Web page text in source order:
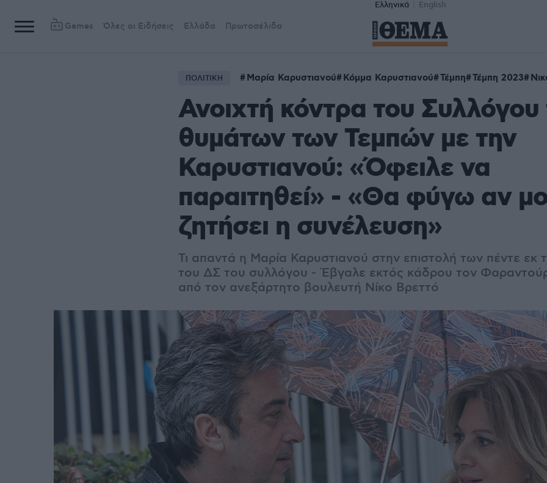
Ελληνικά English
Games Όλες οι Ειδήσεις Ελλάδα Πρωτοσέλιδα
ΠΟΛΙΤΙΚΗ Μαρία Καρυστιανού Κόμμα Καρυστιανού Τέμπη Τέμπη 2023
Ανοιχτή κόντρα του
θυμάτων των Τεμπών με την
Καρυστιανού: «Όφειλε να
παραιτηθεί» - «Θα φύγω αν
ζητήσει η συνέλευση»
Τι απαντά η Μαρία Καρυστιανού στην επιστολή των πέντε εκ
του ΔΣ του συλλόγου - Έβγαλε εκτός κάδρου τον
από τον ανεξάρτητο βουλευτή Νίκο Βρεττό